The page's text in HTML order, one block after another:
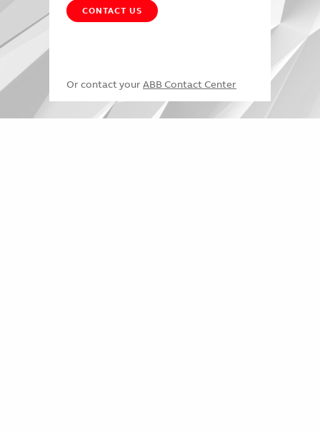
CONTACT US
Or contact your ABB Contact Center